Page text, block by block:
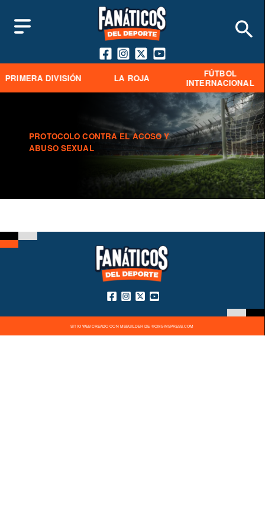
PRIMERA DIVISIÓN LA ROJA
FÚTBOL
INTERNACIONAL
PROTOCOLO CONTRA EL ACOSO Y
ABUSO SEXUAL
SITIO WEB CREADO CON MSBUILDER DE ®CMS-MSPRESS.COM